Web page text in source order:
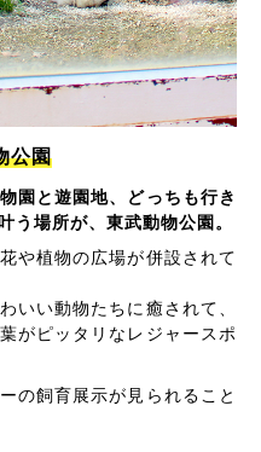
公園
物園と遊園地、どっちも行き
う場所が、東武動物公園。
や植物の広場が併設されて
いい動物たちに癒されて、
がピッタリなレジャースポ
の飼育展示が見られること